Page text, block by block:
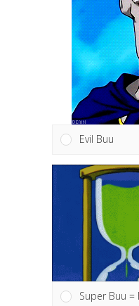
Evil Buu
Super Buu =